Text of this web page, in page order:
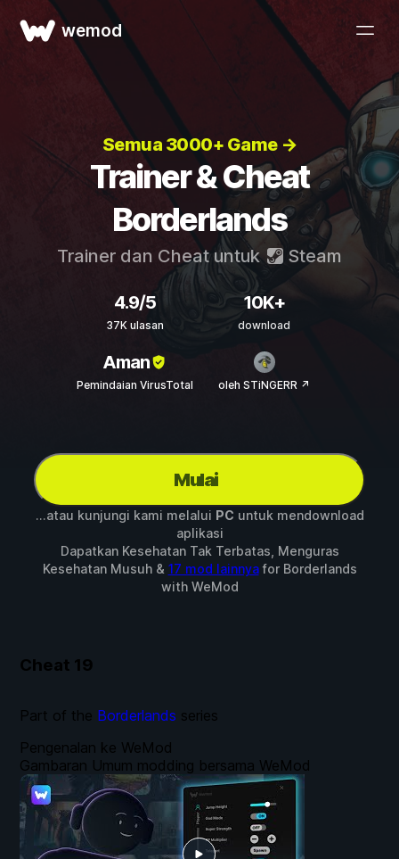
wemod
Semua 3000+ Game →
Trainer & Cheat
Borderlands
Trainer dan Cheat untuk Steam
4.9/5
37K ulasan
10K+
download
Aman
Pemindaian VirusTotal oleh STiNGERR ↗
Mulai
...atau kunjungi kami melalui PC untuk mendownload
aplikasi
Dapatkan Kesehatan Tak Terbatas, Menguras
Kesehatan Musuh & 17 mod lainnyafor Borderlands
with WeMod
Cheat 19
Pengenalan ke WeMod
Gambaran Umum modding bersama WeMod
Part of the Borderlands series